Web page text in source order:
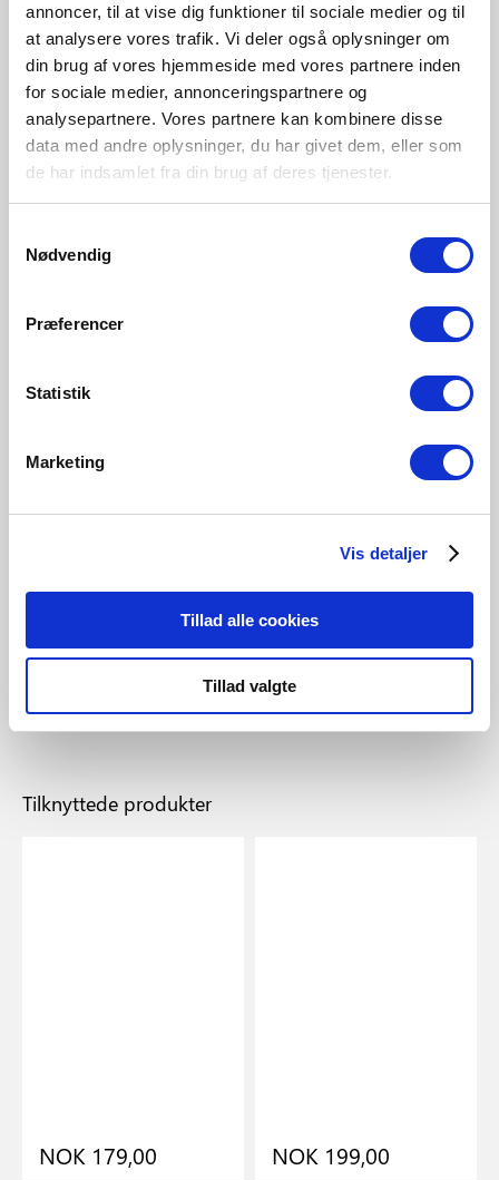
annoncer, til at vise dig funktioner til sociale medier og til
at analysere vores trafik. Vi deler også oplysninger om
din brug af vores hjemmeside med vores partnere inden
for sociale medier, annonceringspartnere og
analysepartnere. Vores partnere kan kombinere disse
data med andre oplysninger, du har givet dem, eller som
de har indsamlet fra din brug af deres tjenester.
Nødvendig
Præferencer
Statistik
Marketing
Vis detaljer
Tillad alle cookies
Tillad valgte
Et perfekt lys for alle med Nordlux
Utforsk hvor enkelt det er
Tilknyttede produkter
NOK 179,00 NOK 199,00